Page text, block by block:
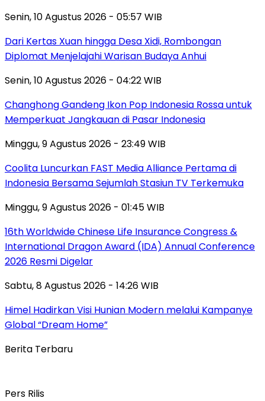
Senin, 10 Agustus 2026 - 05:57 WIB
Dari Kertas Xuan hingga Desa Xidi, Rombongan
Diplomat Menjelajahi Warisan Budaya Anhui
Senin, 10 Agustus 2026 - 04:22 WIB
Changhong Gandeng Ikon Pop Indonesia Rossa untuk
Memperkuat Jangkauan di Pasar Indonesia
Minggu, 9 Agustus 2026 - 23:49 WIB
Coolita Luncurkan FAST Media Alliance Pertama di
Indonesia Bersama Sejumlah Stasiun TV Terkemuka
Minggu, 9 Agustus 2026 - 01:45 WIB
16th Worldwide Chinese Life Insurance Congress &
International Dragon Award (IDA) Annual Conference
2026 Resmi Digelar
Sabtu, 8 Agustus 2026 - 14:26 WIB
Himel Hadirkan Visi Hunian Modern melalui Kampanye
Global “Dream Home”
Berita Terbaru
Pers Rilis